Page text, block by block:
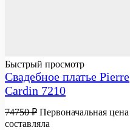
Быстрый просмотр
Свадебное платье Pierre
Cardin 7210
74750₽ Первоначальная цена
составляла